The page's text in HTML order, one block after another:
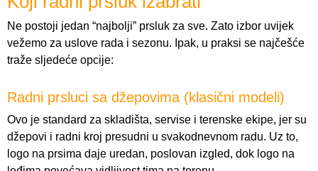
Ne postoji jedan “najbolji” prsluk za sve. Zato izbor uvijek
vežemo za uslove rada i sezonu. Ipak, u praksi se najčešće
traže sljedeće opcije:
Radni prsluci sa džepovima (klasični modeli)
Ovo je standard za skladišta, servise i terenske ekipe, jer su
džepovi i radni kroj presudni u svakodnevnom radu. Uz to,
logo na prsima daje uredan, poslovan izgled, dok logo na